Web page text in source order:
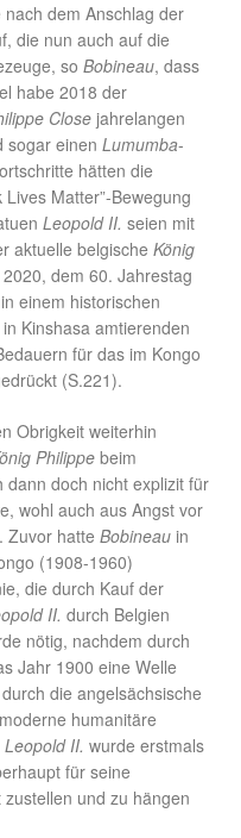
dem Anschlag der
die nun auch auf die
so Bobineau, dass
habe 2018 der
Close jahrelangen
sogar einen Lumumba-
hätten die
Matter”-Bewegung
Leopold II. seien mit
aktuelle belgische König
dem 60. Jahrestag
einem historischen
Kinshasa amtierenden
für das im Kongo
(S.221).
Obrigkeit weiterhin
Philippe beim
dann doch nicht explizit für
wohl auch aus Angst vor
Zuvor hatte Bobineau in
(1908-1960)
die durch Kauf der
II. durch Belgien
nötig, nachdem durch
Jahr 1900 eine Welle
die angelsächsische
humanitäre
Leopold II. wurde erstmals
für seine
und zu hängen